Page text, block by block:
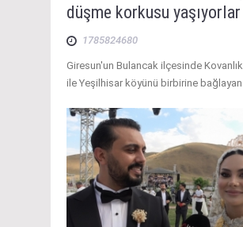
düşme korkusu yaşıyorlar
1785824680
Giresun'un Bulancak ilçesinde
ile Yeşilhisar köyünü birbirine